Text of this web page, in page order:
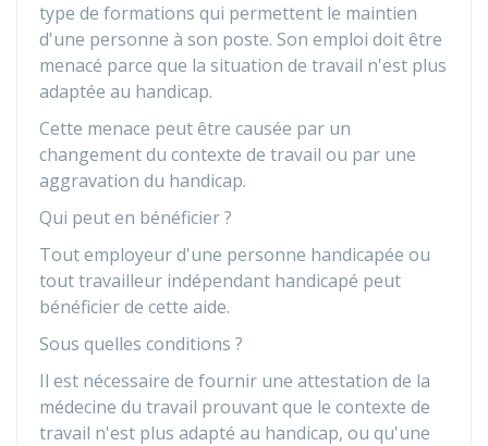
type de formations qui permettent le maintien
d'une personne à son poste. Son emploi doit être
menacé parce que la situation de travail n'est plus
adaptée au handicap.
Cette menace peut être causée par un
changement du contexte de travail ou par une
aggravation du handicap.
Qui peut en bénéficier ?
Tout employeur d'une personne handicapée ou
tout travailleur indépendant handicapé peut
bénéficier de cette aide.
Sous quelles conditions ?
Il est nécessaire de fournir une attestation de la
médecine du travail prouvant que le contexte de
travail n'est plus adapté au handicap, ou qu'une